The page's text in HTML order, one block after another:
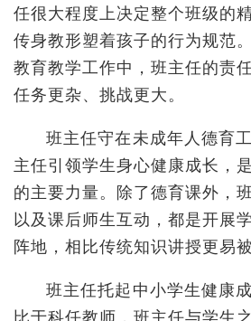
任很大程度上决定整个班级的
传身教形塑着孩子的行为规范
教育教学工作中，班主任的责
任务更杂、挑战更大。
班主任守在未成年人德育
主任引领学生身心健康成长，
的主要力量。除了德育课外，
以及课后师生互动，都是开展
阵地，相比传统知识讲授更易
班主任托起中小学生健康
比于科任教师，班主任与学生